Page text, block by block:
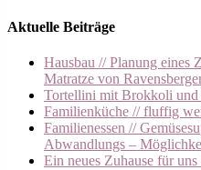
Aktuelle Beiträge
Hausbau // Planung eines
Matratze von
Tortellini mit Brokkoli und
Familienküche // fluffig
Familienessen //
Abwandlungs –
Ein neues Zuhause für uns